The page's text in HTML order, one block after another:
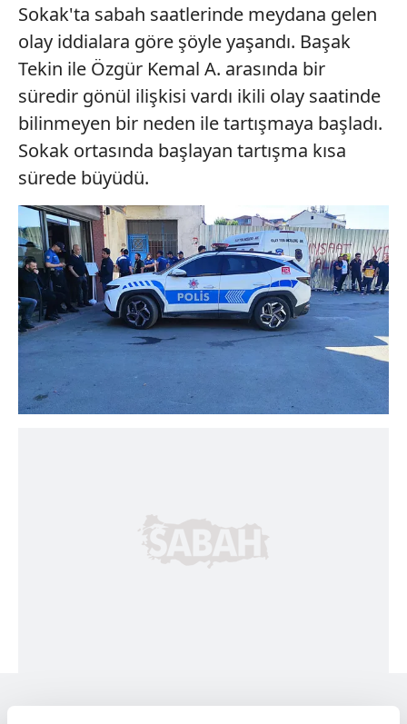
Sokak'ta sabah saatlerinde meydana gelen
olay iddialara göre şöyle yaşandı. Başak
Tekin ile Özgür Kemal A. arasında bir
süredir gönül ilişkisi vardı ikili olay saatinde
bilinmeyen bir neden ile tartışmaya başladı.
Sokak ortasında başlayan tartışma kısa
sürede büyüdü.